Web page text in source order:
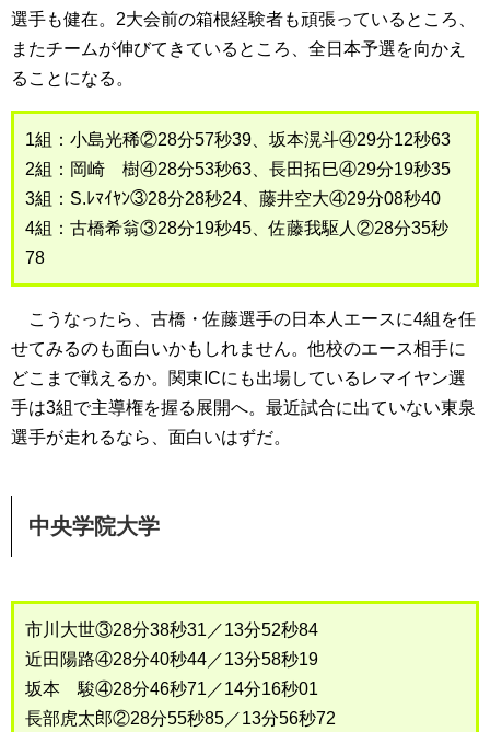
選手も健在。2大会前の箱根経験者も頑張っているところ、
またチームが伸びてきているところ、全日本予選を向かえ
ることになる。
1組：小島光稀②28分57秒39、坂本滉斗④29分12秒63
2組：岡崎 樹④28分53秒63、長田拓巳④29分19秒35
3組：S.ﾚﾏｲﾔﾝ③28分28秒24、藤井空大④29分08秒40
4組：古橋希翁③28分19秒45、佐藤我駆人②28分35秒
78
こうなったら、古橋・佐藤選手の日本人エースに4組を任
せてみるのも面白いかもしれません。他校のエース相手に
どこまで戦えるか。関東ICにも出場しているレマイヤン選
手は3組で主導権を握る展開へ。最近試合に出ていない東泉
選手が走れるなら、面白いはずだ。
中央学院大学
市川大世③28分38秒31／13分52秒84
近田陽路④28分40秒44／13分58秒19
坂本 駿④28分46秒71／14分16秒01
長部虎太郎②28分55秒85／13分56秒72